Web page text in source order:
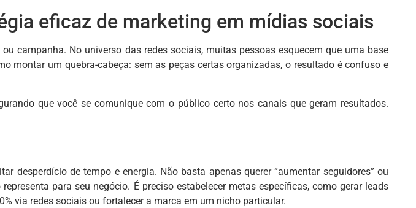
eficaz de marketing em mídias sociais
campanha. No universo das redes sociais, muitas pessoas esquecem que uma base
montar um quebra-cabeça: sem as peças certas organizadas, o resultado é confuso e
que você se comunique com o público certo nos canais que geram resultados.
desperdício de tempo e energia. Não basta apenas querer “aumentar seguidores” ou
para seu negócio. É preciso estabelecer metas específicas, como gerar leads
via redes sociais ou fortalecer a marca em um nicho particular.